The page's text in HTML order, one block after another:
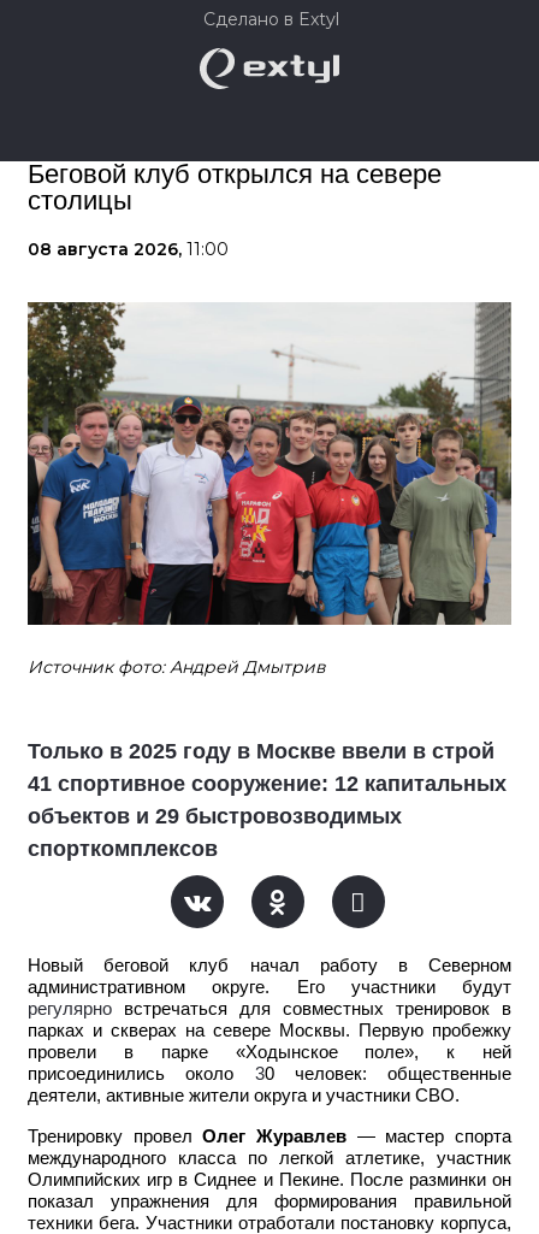
Сделано в Extyl
Беговой клуб открылся на севере
столицы
08 августа 2026, 11:00
Источник фото: Андрей Дмытрив
Только в 2025 году в Москве ввели в строй
41 спортивное сооружение: 12 капитальных
объектов и 29 быстровозводимых
спорткомплексов
Новый беговой клуб начал работу в Северном
административном округе. Его участники будут
регулярно встречаться для совместных тренировок в
парках и скверах на севере Москвы. Первую пробежку
провели в парке «Ходынское поле», к ней
присоединились около 30 человек: общественные
деятели, активные жители округа и участники СВО.
Тренировку провелОлег Журавлев — мастер спорта
международного класса по легкой атлетике, участник
Олимпийских игр в Сиднее и Пекине. После разминки он
показал упражнения для формирования правильной
техники бега. Участники отработали постановку корпуса,